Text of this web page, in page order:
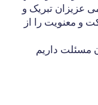
عزیزان تبریک و
و معنویت را از
مسئلت داریم